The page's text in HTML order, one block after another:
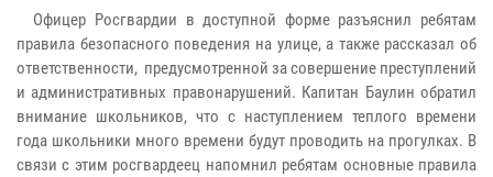
Офицер Росгвардии в доступной форме разъяснил ребятам
правила безопасного поведения на улице, а также рассказал об
ответственности, предусмотренной за совершение преступлений
и административных правонарушений. Капитан Баулин обратил
внимание школьников, что с наступлением теплого времени
года школьники много времени будут проводить на прогулках. В
связи с этим росгвардеец напомнил ребятам основные правила